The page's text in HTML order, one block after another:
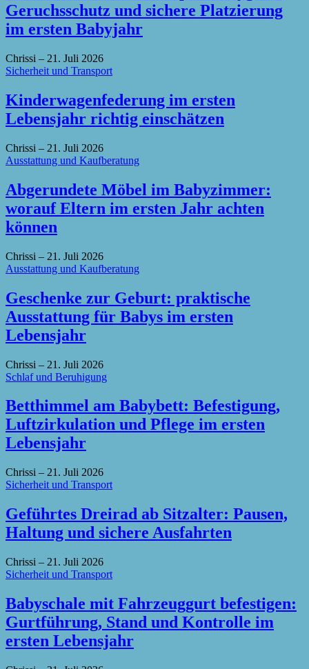
Geruchsschutz und sichere Platzierung
im ersten Babyjahr
Chrissi – 21. Juli 2026
Sicherheit und Transport
Kinderwagenfederung im ersten
Lebensjahr richtig einschätzen
Chrissi – 21. Juli 2026
Ausstattung und Kaufberatung
Abgerundete Möbel im Babyzimmer:
worauf Eltern im ersten Jahr achten
können
Chrissi – 21. Juli 2026
Ausstattung und Kaufberatung
Geschenke zur Geburt: praktische
Ausstattung für Babys im ersten
Lebensjahr
Chrissi – 21. Juli 2026
Schlaf und Beruhigung
Betthimmel am Babybett: Befestigung,
Luftzirkulation und Pflege im ersten
Lebensjahr
Chrissi – 21. Juli 2026
Sicherheit und Transport
Geführtes Dreirad ab Sitzalter: Pausen,
Haltung und sichere Ausfahrten
Chrissi – 21. Juli 2026
Sicherheit und Transport
Babyschale mit Fahrzeuggurt befestigen:
Gurtführung, Stand und Kontrolle im
ersten Lebensjahr